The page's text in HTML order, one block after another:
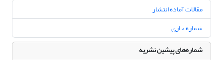
مقالات آماده انتشار
شماره جاری
شماره‌های پیشین نشریه